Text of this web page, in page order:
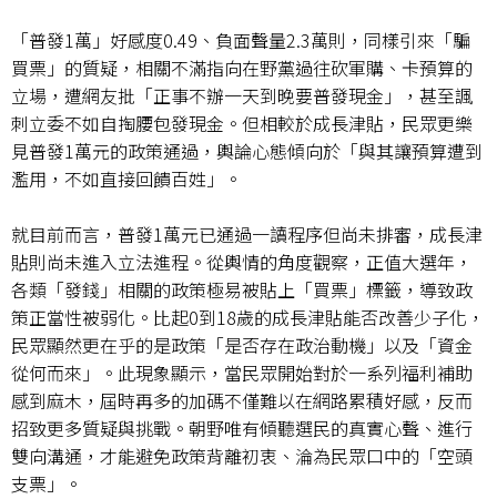
「普發1萬」好感度0.49 、負面聲量2.3萬則，同樣引來「騙
買票」的質疑，相關不滿指向在野黨過往砍軍購、卡預算的
立場，遭網友批「正事不辦一天到晚要普發現金」，甚至諷
刺立委不如自掏腰包發現金。但相較於成長津貼，民眾更樂
見普發1萬元的政策通過，輿論心態傾向於「與其讓預算遭到
濫用，不如直接回饋百姓」。
就目前而言，普發1萬元已通過一讀程序但尚未排審，成長津
貼則尚未進入立法進程。從輿情的角度觀察，正值大選年，
各類「發錢」相關的政策極易被貼上「買票」標籤，導致政
策正當性被弱化。比起0到18歲的成長津貼能否改善少子化，
民眾顯然更在乎的是政策「是否存在政治動機」以及「資金
從何而來」。此現象顯示，當民眾開始對於一系列福利補助
感到麻木，屆時再多的加碼不僅難以在網路累積好感，反而
招致更多質疑與挑戰。朝野唯有傾聽選民的真實心聲、進行
雙向溝通，才能避免政策背離初衷、淪為民眾口中的「空頭
支票」。